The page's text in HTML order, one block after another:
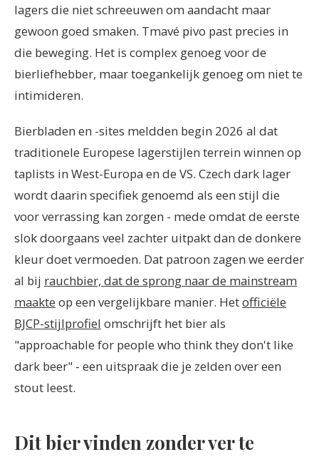
lagers die niet schreeuwen om aandacht maar
gewoon goed smaken. Tmavé pivo past precies in
die beweging. Het is complex genoeg voor de
bierliefhebber, maar toegankelijk genoeg om niet te
intimideren.
Bierbladen en -sites meldden begin 2026 al dat
traditionele Europese lagerstijlen terrein winnen op
taplists in West-Europa en de VS. Czech dark lager
wordt daarin specifiek genoemd als een stijl die
voor verrassing kan zorgen - mede omdat de eerste
slok doorgaans veel zachter uitpakt dan de donkere
kleur doet vermoeden. Dat patroon zagen we eerder
al bij rauchbier, dat de sprong naar de mainstream
maakte op een vergelijkbare manier. Hetofficiële
BJCP-stijlprofiel omschrijft het bier als
"approachable for people who think they don't like
dark beer" - een uitspraak die je zelden over een
stout leest.
Dit bier vinden zonder ver te